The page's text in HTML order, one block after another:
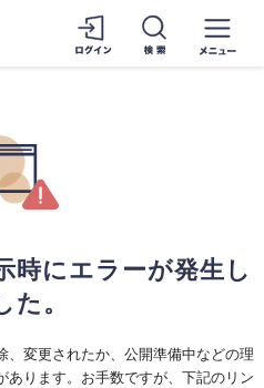
時にエラーが発生し
た。
、変更されたか、公開準備中などの理
あります。お手数ですが、下記のリン